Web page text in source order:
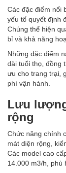
Các đặc điểm nổi
yếu tố quyết định
Chúng thể hiện
bỉ và khả năng
Những đặc điểm
dài tuổi thọ, đồng
ưu cho trang trại,
phí vận hành.
Lưu
rộng
Chức năng chính
mát diện rộng,
Các model cao
14.000 m3/h, phù